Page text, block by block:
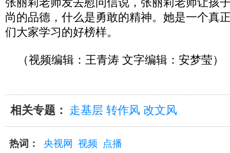
尚的品德，什么是勇敢的精神。她是一个真
们大家学习的好榜样。
（视频编辑：王青涛 文字编辑：安梦莹）
相关专题： 走基层 转作风 改文风
热词： 央视网 视频 点播